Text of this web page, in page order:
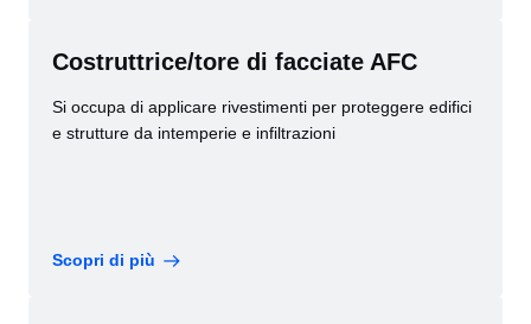
Costruttrice/tore di facciate AFC
Si occupa di applicare rivestimenti per proteggere edifici
e strutture da intemperie e infiltrazioni
Scopri di più